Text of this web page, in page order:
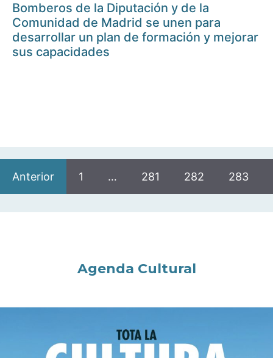
Bomberos de la Diputación y de la
Comunidad de Madrid se unen para
desarrollar un plan de formación y mejorar
sus capacidades
Anterior 1 … 281 282 283
Agenda Cultural